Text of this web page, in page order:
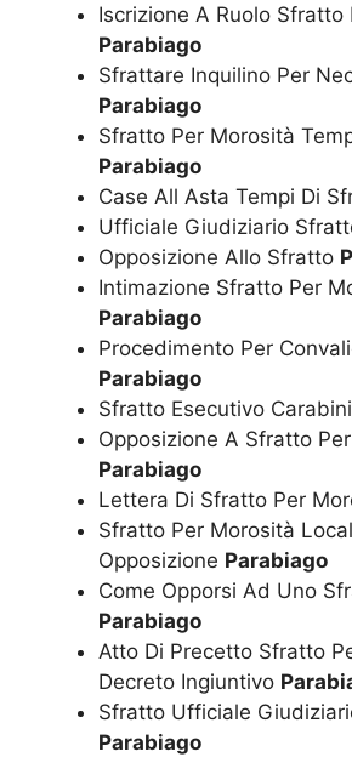
Iscrizione A Ruolo Sfratto
Parabiago
Sfrattare Inquilino Per
Parabiago
Sfratto Per Morosità
Parabiago
Case All Asta Tempi Di
Ufficiale Giudiziario
Opposizione Allo Sfratto
Intimazione Sfratto Per
Parabiago
Procedimento Per
Parabiago
Sfratto Esecutivo
Opposizione A Sfratto
Parabiago
Lettera Di Sfratto Per
Sfratto Per Morosità
Opposizione Parabiago
Come Opporsi Ad Uno
Parabiago
Atto Di Precetto Sfratto
Decreto Ingiuntivo
Sfratto Ufficiale
Parabiago